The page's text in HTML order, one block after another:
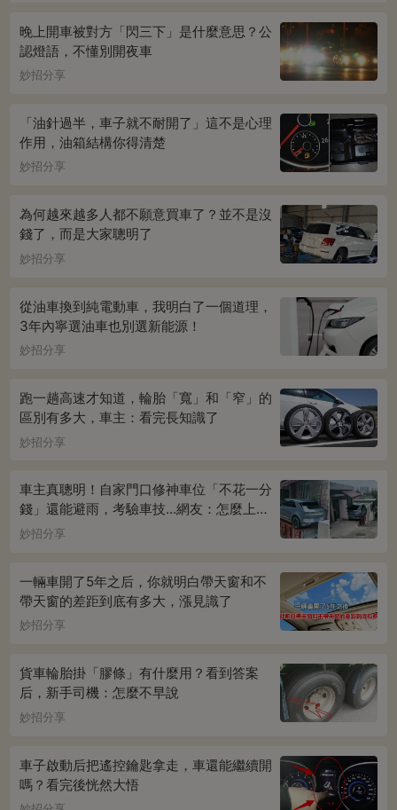
晚上開車被對方「閃三下」是什麼意思？公
認燈語，不懂別開夜車
妙招分享
「油針過半，車子就不耐開了」這不是心理
作用，油箱結構你得清楚
妙招分享
為何越來越多人都不願意買車了？並不是沒
錢了，而是大家聰明了
妙招分享
從油車換到純電動車，我明白了一個道理，
3年內寧選油車也別選新能源！
妙招分享
跑一趟高速才知道，輪胎「寬」和「窄」的
區別有多大，車主：看完長知識了
妙招分享
車主真聰明！自家門口修神車位「不花一分
錢」還能避雨，考驗車技...網友：怎麼上下
車
妙招分享
一輛車開了5年之后，你就明白帶天窗和不
帶天窗的差距到底有多大，漲見識了
妙招分享
貨車輪胎掛「膠條」有什麼用？看到答案
后，新手司機：怎麼不早說
妙招分享
車子啟動后把遙控鑰匙拿走，車還能繼續開
嗎？看完後恍然大悟